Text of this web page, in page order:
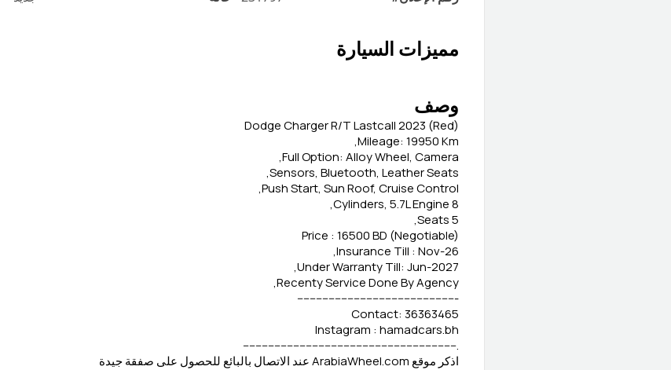
مميزات السيارة
وصف
Dodge Charger R/T Lastcall 2023 (Red)
Mileage: 19950 Km,
Full Option: Alloy Wheel, Camera,
Sensors, Bluetooth, Leather Seats,
Push Start, Sun Roof, Cruise Control,
8 Cylinders, 5.7L Engine,
5 Seats,
Price : 16500 BD (Negotiable)
Insurance Till : Nov-26,
Under Warranty Till: Jun-2027,
Recenty Service Done By Agency,
---------------------------------------------------
Contact: 36363465
Instagram : hamadcars.bh
.--------------------------------------------------------------------
اذكر موقع ArabiaWheel.com عند الاتصال بالبائع للحصول على صفقة جيدة